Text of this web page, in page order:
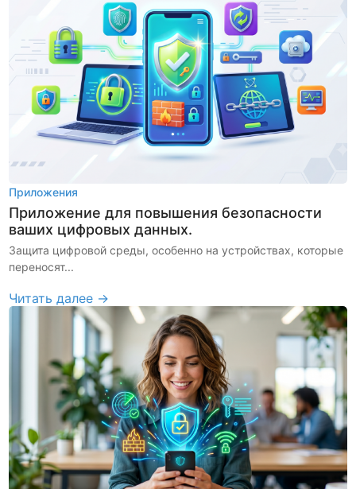
Приложения
Приложение для повышения безопасности
ваших цифровых данных.
Защита цифровой среды, особенно на устройствах, которые
переносят...
Читать далее →